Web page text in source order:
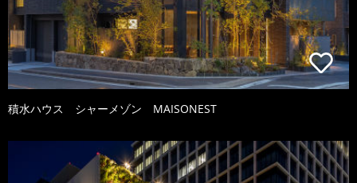
積水ハウス シャーメゾン MAISONEST